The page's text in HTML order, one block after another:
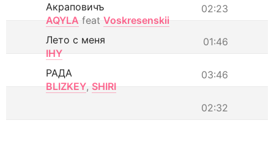
02:23
Акраповичъ
AQYLA feat Voskresenskii
01:46
Лето с меня
IHY
03:46
РАДА
BLIZKEY, SHIRI
02:32